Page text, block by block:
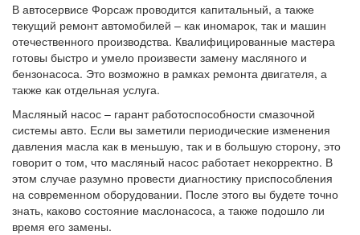
В автосервисе Форсаж проводится капитальный, а также
текущий ремонт автомобилей – как иномарок, так и машин
отечественного производства. Квалифицированные мастера
готовы быстро и умело произвести замену масляного и
бензонасоса. Это возможно в рамках ремонта двигателя, а
также как отдельная услуга.
Масляный насос – гарант работоспособности смазочной
системы авто. Если вы заметили периодические изменения
давления масла как в меньшую, так и в большую сторону, это
говорит о том, что масляный насос работает некорректно. В
этом случае разумно провести диагностику приспособления
на современном оборудовании. После этого вы будете точно
знать, каково состояние маслонасоса, а также подошло ли
время его замены.